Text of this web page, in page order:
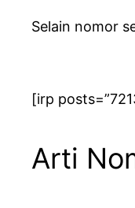
Selain nomor
[irp
Arti